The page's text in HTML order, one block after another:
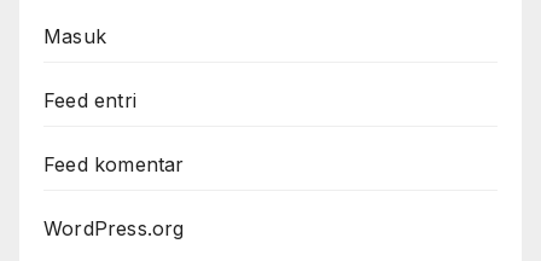
Masuk
Feed entri
Feed komentar
WordPress.org